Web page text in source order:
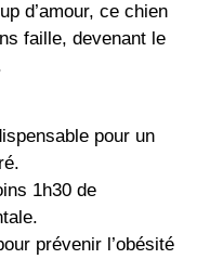
d’amour, ce chien
faille, devenant le
pour un
1h30 de
prévenir l’obésité